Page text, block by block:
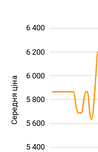
Середня ціна 5 200
5 400
5 600
5 800
6 000
6 200
6 400